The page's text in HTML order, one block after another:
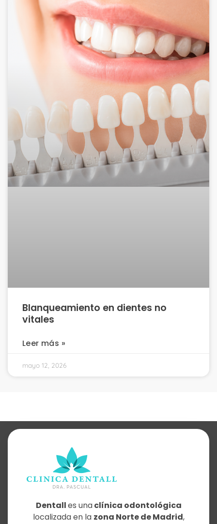
Blanqueamiento en dientes no
vitales
Leer más »
mayo 12, 2026
Dentalles unaclínica odontológica
localizada en la zona Norte de Madrid,